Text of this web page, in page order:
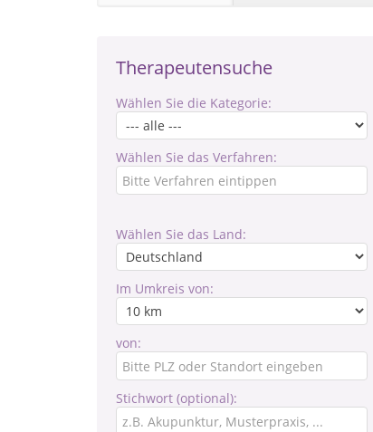
Therapeutensuche
Wählen Sie die Kategorie:
Wählen Sie das Verfahren:
Wählen Sie das Land:
Im Umkreis von:
von:
Stichwort (optional):